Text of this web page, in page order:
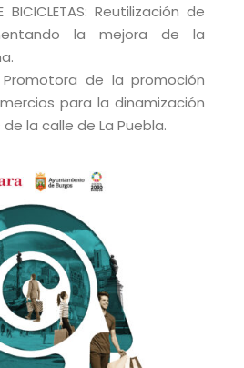
BICICLETAS: Reutilización de
la mejora de la
Promotora de la promoción
para la dinamización
la calle de La Puebla.